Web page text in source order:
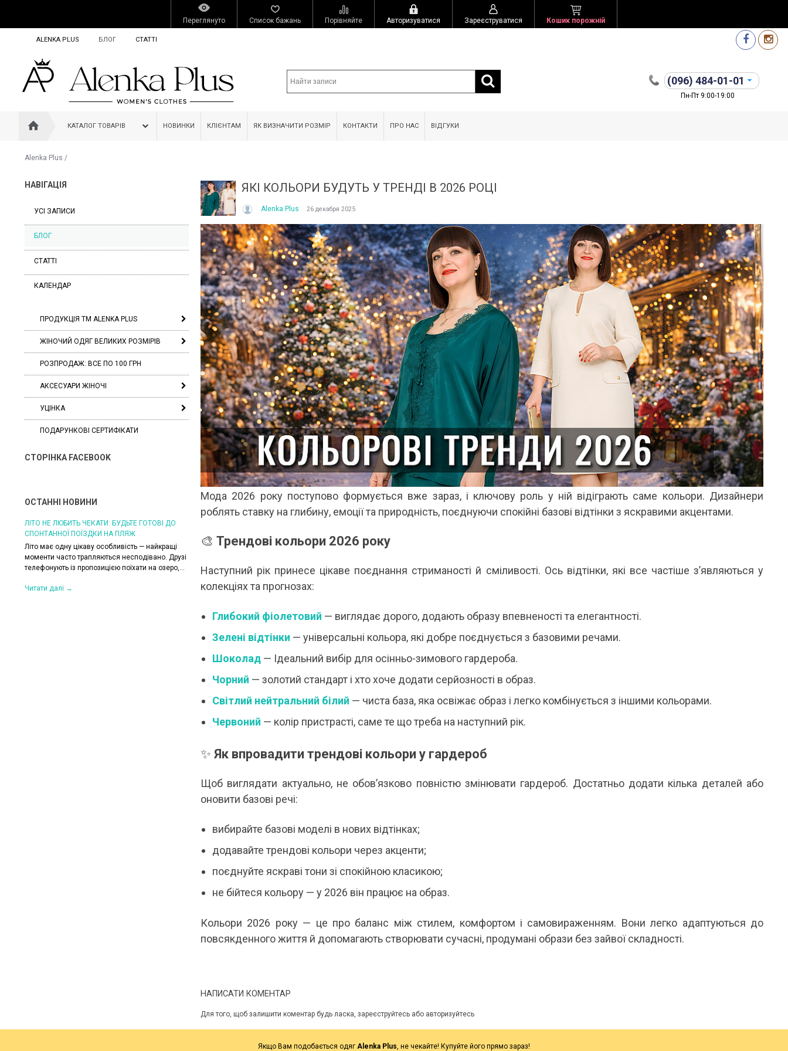
Переглянуто Список бажань Порівняйте Авторизуватися Зареєструватися Кошик порожній
ALENKA PLUS БЛОГ СТАТТІ
(096) 484-01-01
Пн-Пт 9:00-19:00
КАТАЛОГ ТОВАРІВ НОВИНКИ КЛІЄНТАМ ЯК ВИЗНАЧИТИ РОЗМІР КОНТАКТИ ПРО НАС ВІДГУКИ
Alenka Plus /
НАВІГАЦІЯ
УСІ ЗАПИСИ
БЛОГ
СТАТТІ
КАЛЕНДАР
ПРОДУКЦІЯ ТМ ALENKA PLUS
ЖІНОЧИЙ ОДЯГ ВЕЛИКИХ РОЗМІРІВ
РОЗПРОДАЖ: ВСЕ ПО 100 ГРН
АКСЕСУАРИ ЖІНОЧІ
УЦІНКА
ПОДАРУНКОВІ СЕРТИФІКАТИ
СТОРІНКА FACEBOOK
ОСТАННІ НОВИНИ
ЛІТО НЕ ЛЮБИТЬ ЧЕКАТИ: БУДЬТЕ ГОТОВІ ДО
СПОНТАННОЇ ПОЇЗДКИ НА ПЛЯЖ
Літо має одну цікаву особливість — найкращі
моменти часто трапляються несподівано. Друзі
телефонують із пропозицією поїхати на озеро,...
Читати далі →
ХОЧЕТЬСЯ КУРТКУ?
на готовність до сюрпризів. Зранку світить
сонце і +30°C, після обіду приходить сильний...
Літо — це час, коли хочеться почуватися легко,
жінок звертають увагу не лише на купальники ,
легкості протягом усього дня. Саме тому
зараз тренд не про “або-або”. У
ЯКІ КОЛЬОРИ БУДУТЬ У ТРЕНДІ В 2026 РОЦІ
Alenka Plus 26 декабря 2025
Мода 2026 року поступово формується вже зараз, і ключову роль у ній відіграють саме кольори. Дизайнери
роблять ставку на глибину, емоції та природність, поєднуючи спокійні базові відтінки з яскравими акцентами.
🎨 Трендові кольори 2026 року
Наступний рік принесе цікаве поєднання стриманості й сміливості. Ось відтінки, які все частіше з’являються у
колекціях та прогнозах:
Глибокий фіолетовий — виглядає дорого, додають образу впевненості та елегантності.
Зелені відтінки — універсальні кольора, які добре поєднується з базовими речами.
Шоколад — Ідеальний вибір для осінньо-зимового гардероба.
Чорний — золотий стандарт і хто хоче додати серйозності в образ.
Світлий нейтральний білий — чиста база, яка освіжає образ і легко комбінується з іншими кольорами.
Червоний — колір пристрасті, саме те що треба на наступний рік.
✨ Як впровадити трендові кольори у гардероб
Щоб виглядати актуально, не обов’язково повністю змінювати гардероб. Достатньо додати кілька деталей або
оновити базові речі:
вибирайте базові моделі в нових відтінках;
додавайте трендові кольори через акценти;
поєднуйте яскраві тони зі спокійною класикою;
не бійтеся кольору — у 2026 він працює на образ.
Кольори 2026 року — це про баланс між стилем, комфортом і самовираженням. Вони легко адаптуються до
повсякденного життя й допомагають створювати сучасні, продумані образи без зайвої складності.
НАПИСАТИ КОМЕНТАР
Для того, щоб залишити коментар будь ласка, зареєструйтесь або авторизуйтесь
Якщо Вам подобається одяг Alenka Plus, не чекайте! Купуйте його прямо зараз!